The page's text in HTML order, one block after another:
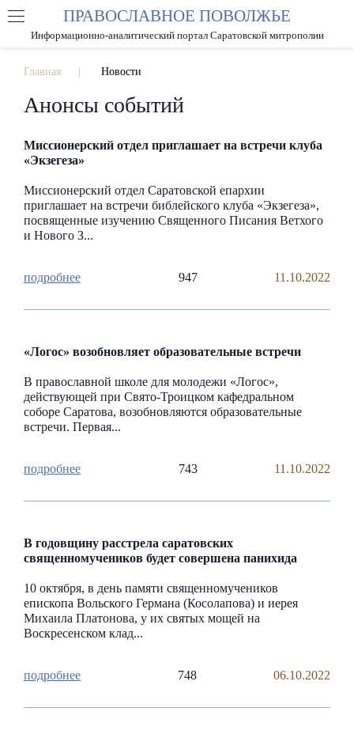
РАЗМЕР ШРИФТА А А
ПРАВОСЛАВНОЕ ПОВОЛЖЬЕ
Информационно-аналитический портал Саратовской митрополии
Главная Новости
Анонсы событий
Миссионерский отдел приглашает на встречи клуба
«Экзегеза»
Миссионерский отдел Саратовской епархии
приглашает на встречи библейского клуба «Экзегеза»,
посвященные изучению Священного Писания Ветхого
и Нового З...
947 11.10.2022
«Логос» возобновляет образовательные встречи
В православной школе для молодежи «Логос»,
действующей при Свято-Троицком кафедральном
соборе Саратова, возобновляются образовательные
встречи. Первая...
743 11.10.2022
В годовщину расстрела саратовских
священномучеников будет совершена панихида
10 октября, в день памяти священномучеников
епископа Вольского Германа (Косолапова) и иерея
Михаила Платонова, у их святых мощей на
Воскресенском клад...
748 06.10.2022